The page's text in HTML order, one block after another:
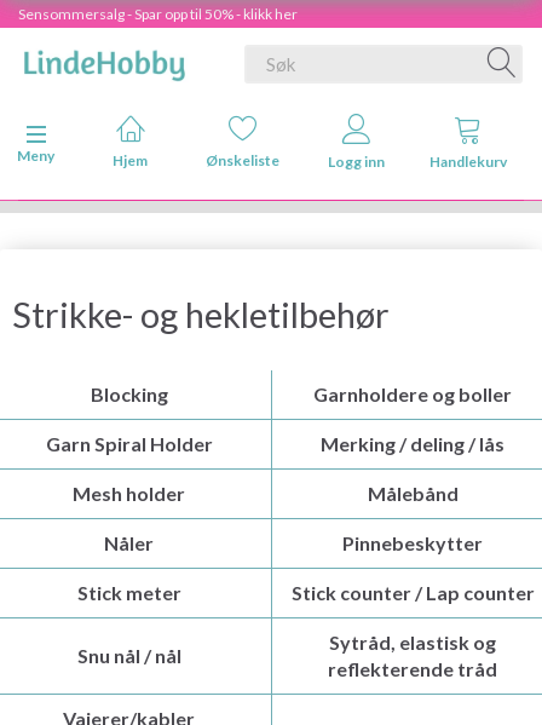
Sensommersalg - Spar opp til 50% - klikk her
Veksle navigasjon
Meny
Hjem Ønskeliste Logg inn Handlekurv
Strikke- og hekletilbehør
Blocking Garnholdere og boller
Garn Spiral Holder Merking / deling / lås
Mesh holder Målebånd
Nåler Pinnebeskytter
Stick meter Stick counter / Lap counter
Snu nål / nål
Sytråd, elastisk og
reflekterende tråd
Vaierer/kabler